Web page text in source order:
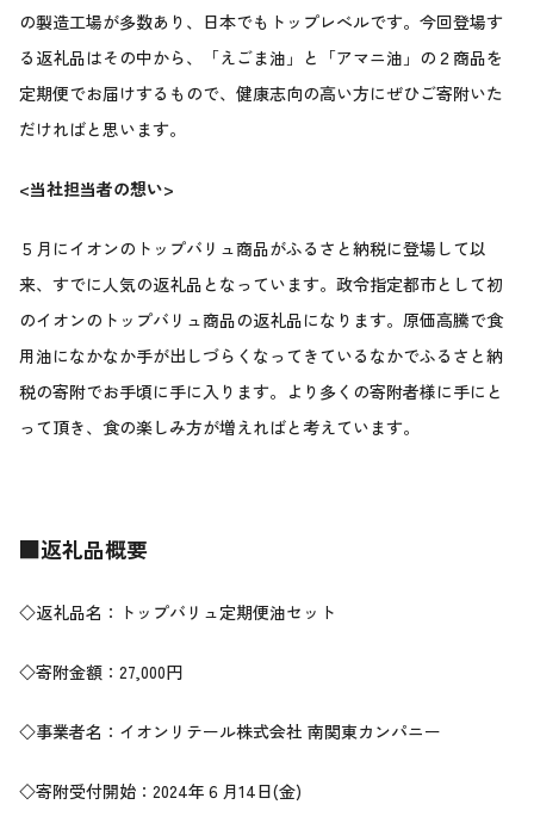
の製造工場が多数あり、日本でもトップレべルです。今回登場す
る返礼品はその中から、「えごま油」と「アマニ油」の２商品を
定期便でお届けするもので、健康志向の高い方にぜひご寄附いた
だければと思います。
<当社担当者の想い>
５月にイオンのトップバリュ商品がふるさと納税に登場して以
来、すでに人気の返礼品となっています。政令指定都市として初
のイオンのトップバリュ商品の返礼品になります。原価高騰で食
用油になかなか手が出しづらくなってきているなかでふるさと納
税の寄附でお手頃に手に入ります。より多くの寄附者様に手にと
って頂き、食の楽しみ方が増えればと考えています。
■返礼品概要
◇返礼品名：トップバリュ定期便油セット
◇寄附金額：27,000円
◇事業者名：イオンリテール株式会社 南関東カンパニー
◇寄附受付開始：2024年６月14日(金)